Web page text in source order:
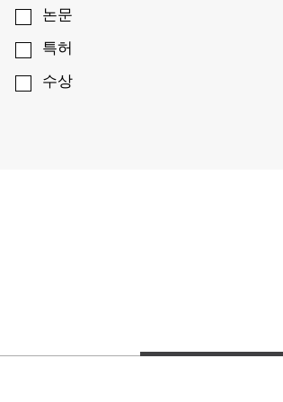
논문
특허
수상